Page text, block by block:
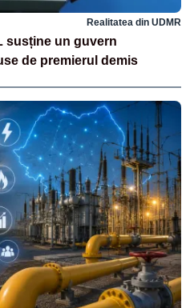
Realitatea din UDMR
susține un guvern
de premierul demis